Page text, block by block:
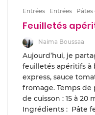
Entrées Entrées Pâtes
Feuilletés
Naima Boussaa
Aujourd’hui, je
feuilletés apéritifs à
express, sauce
fromage. Temps de
de cuisson : 15 à 20
Ingrédients : Pâte